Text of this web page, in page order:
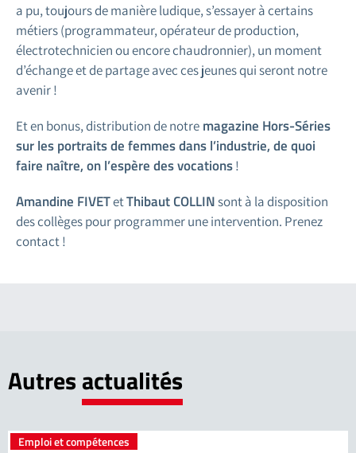
a pu, toujours de manière ludique, s’essayer à certains
métiers (programmateur, opérateur de production,
électrotechnicien ou encore chaudronnier), un moment
d’échange et de partage avec ces jeunes qui seront notre
avenir !
Et en bonus, distribution de notre magazine Hors-Séries
sur les portraits de femmes dans l’industrie, de quoi
faire naître, on l’espère des vocations!
Amandine FIVETetThibaut COLLINsont à la disposition
des collèges pour programmer une intervention. Prenez
contact !
Autresactualités
Emploi et compétences